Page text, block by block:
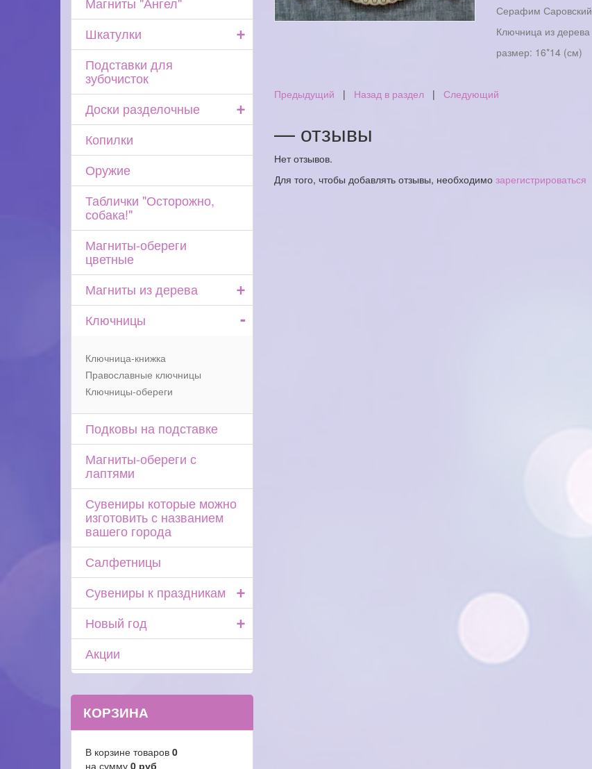
Серафим Саровский
Ключница из дерева
размер: 16*14 (см)
Предыдущий | Назад в раздел | Следующий
— отзывы
Нет отзывов.
Для того, чтобы добавлять отзывы, необходимо зарегистрироваться
+
Шкатулки
Подставки для
зубочисток
+
Доски разделочные
Копилки
Оружие
Таблички "Осторожно,
собака!"
Магниты-обереги
цветные
+
Магниты из дерева
-
Ключницы
Ключница-книжка
Православные ключницы
Ключницы-обереги
Подковы на подставке
Магниты-обереги с
лаптями
Сувениры которые можно
изготовить с названием
вашего города
Салфетницы
+
Сувениры к праздникам
+
Новый год
Акции
КОРЗИНА
В корзине товаров 0
на сумму 0 руб